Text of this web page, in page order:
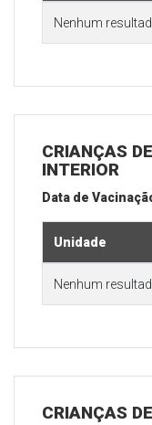
Nenhum
CRIANÇAS
INTERIOR
Data de
Unidade
Nenhum
CRIANÇAS